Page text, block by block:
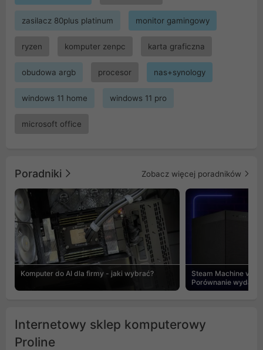
zasilacz 80plus platinum monitor gamingowy
ryzen komputer zenpc karta graficzna
obudowa argb procesor nas+synology
windows 11 home windows 11 pro
microsoft office
Poradniki Zobacz więcej poradników
Komputer do AI dla firmy - jaki wybrać?
Steam Machine vs
Porównanie
Internetowy sklep komputerowy
Proline